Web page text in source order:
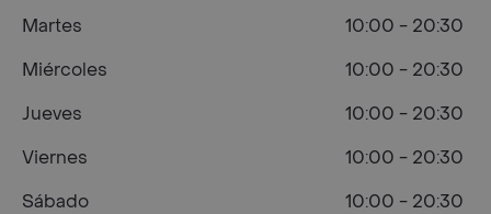
Martes
10:00 - 20:30
Miércoles
10:00 - 20:30
Jueves
10:00 - 20:30
Viernes
10:00 - 20:30
Sábado
10:00 - 20:30